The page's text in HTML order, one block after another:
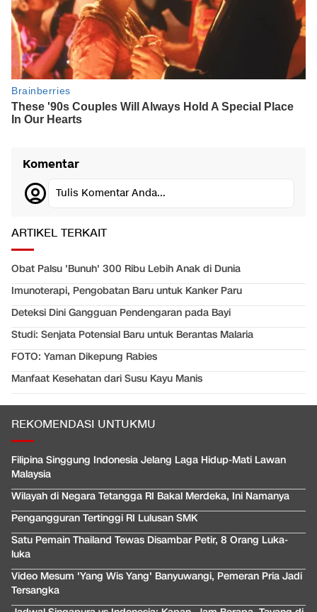
Komentar
Tulis Komentar Anda...
ARTIKEL TERKAIT
Obat Palsu 'Bunuh' 300 Ribu Lebih Anak di Dunia
Imunoterapi, Pengobatan Baru untuk Kanker Paru
Deteksi Dini Gangguan Pendengaran pada Bayi
Studi: Senjata Potensial Baru untuk Berantas Malaria
FOTO: Yaman Dikepung Rabies
Manfaat Kesehatan dari Susu Kayu Manis
REKOMENDASI UNTUKMU
Filipina Singgung Indonesia Jelang Laga Hidup-Mati Lawan
Malaysia
Wilayah di Negara Tetangga RI Bakal Merdeka, Ini Namanya
Pengangguran Tertinggi RI Lulusan SMK
Satu Pemain Thailand Tewas Disambar Petir, 8 Orang Luka-
luka
Video Mesum 'Yang Wis Yang' Banyuwangi, Pemeran Pria Jadi
Tersangka